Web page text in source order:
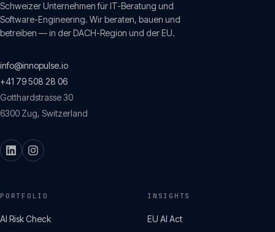
Schweizer Unternehmen für IT-Beratung und
Software-Engineering. Wir beraten, bauen und
betreiben — in der DACH-Region und der EU.
info@innopulse.io
+41 79 508 28 06
Gotthardstrasse 30
6300 Zug, Switzerland
PORTFOLIO
AI Risk Check
INSIGHTS
EU AI Act